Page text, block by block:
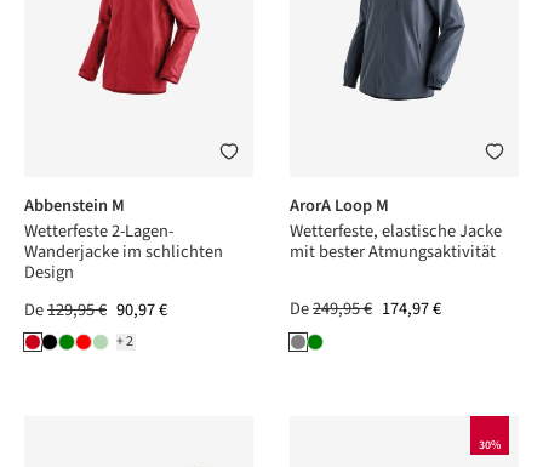
+2
Abbenstein M
Wetterfeste 2-Lagen-
Wanderjacke im schlichten
Design
De129,95 € 90,97 €
ArorA Loop M
Wetterfeste, elastische Jacke
mit bester Atmungsaktivität
De249,95 € 174,97 €
30%